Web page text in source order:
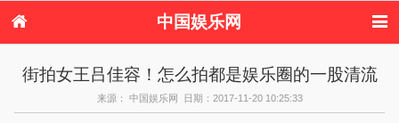
中国娱乐网
电视剧
演唱会 综艺节目
偶像活动
街拍女王吕佳容！怎么拍都是娱乐圈的一股清流
来源： 中国娱乐网 日期：2017-11-20 10:25:33